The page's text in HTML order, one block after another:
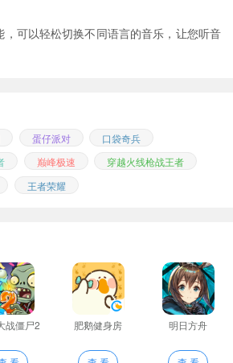
可以轻松切换不同语言的音乐，让您听音
蛋仔派对
口袋奇兵
巅峰极速
穿越火线枪战王者
王者荣耀
战僵尸2 肥鹅健身房 明日方舟